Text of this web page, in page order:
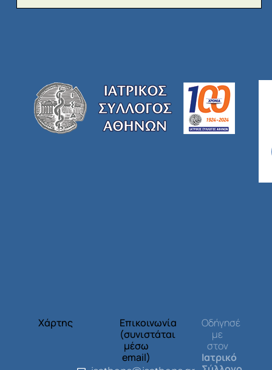
Χάρτης
Επικοινωνία
(συνιστάται
μέσω
email)
Οδήγησέ
με
στον
Ιατρικό